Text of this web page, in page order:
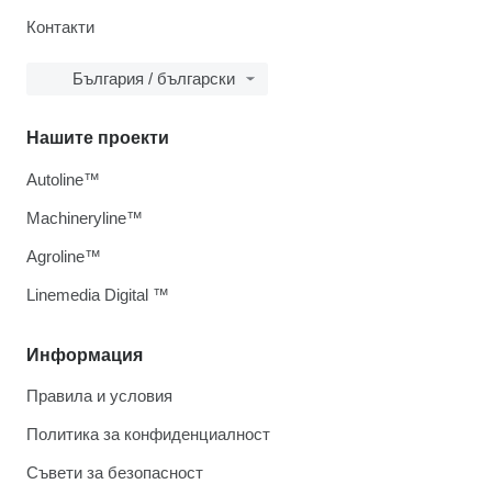
Контакти
България / български
Информация
Правила и условия
Политика за конфиденциалност
Съвети за безопасност
Нашите проекти
Autoline™
Machineryline™
Agroline™
Linemedia Digital ™